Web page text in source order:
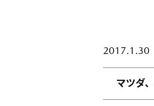
2017.1.30
マツダ